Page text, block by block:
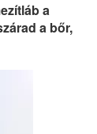
a
a bőr,